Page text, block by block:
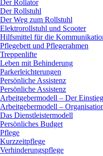
Der Rollator
Der Rollstuhl
Der Weg zum Rollstuhl
Elektrorollstuhl und Scooter
Hilfsmittel für die
Pflegebett und Pflegerahmen
Treppenlifte
Leben mit Behinderung
Parkerleichterungen
Persönliche Assistenz
Persönliche Assistenz
Arbeitgebermodell – Der Einstieg
Arbeitgebermodell –
Das Dienstleistermodell
Persönliches Budget
Pflege
Kurzzeitpflege
Verhinderungspflege